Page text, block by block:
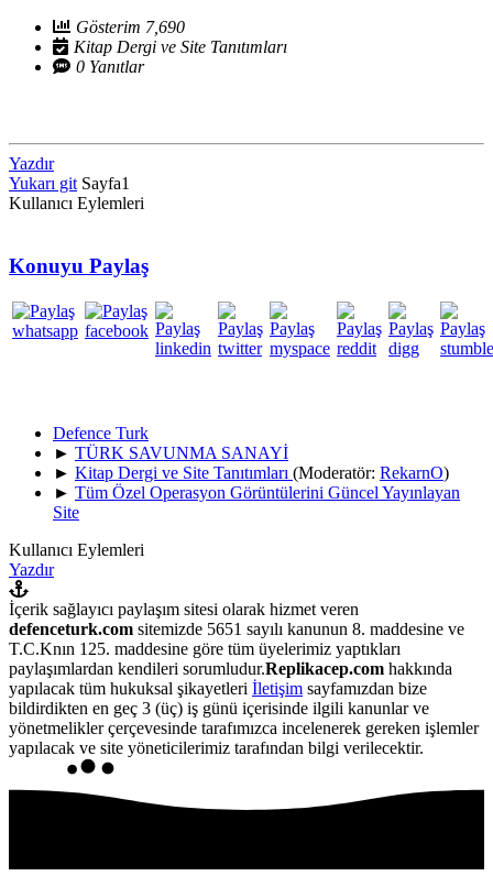
Gösterim 7,690
Kitap Dergi ve Site Tanıtımları
0 Yanıtlar
Yazdır
Yukarı git Sayfa1
Kullanıcı Eylemleri
Konuyu Paylaş
Defence Turk
► TÜRK SAVUNMA SANAYİ
► Kitap Dergi ve Site Tanıtımları (Moderatör: RekarnO)
► Tüm Özel Operasyon Görüntülerini Güncel Yayınlayan
Site
Kullanıcı Eylemleri
Yazdır
İçerik sağlayıcı paylaşım sitesi olarak hizmet veren
defenceturk.com sitemizde 5651 sayılı kanunun 8. maddesine ve
T.C.Knın 125. maddesine göre tüm üyelerimiz yaptıkları
paylaşımlardan kendileri sorumludur.Replikacep.com hakkında
yapılacak tüm hukuksal şikayetleri İletişim sayfamızdan bize
bildirdikten en geç 3 (üç) iş günü içerisinde ilgili kanunlar ve
yönetmelikler çerçevesinde tarafımızca incelenerek gereken işlemler
yapılacak ve site yöneticilerimiz tarafından bilgi verilecektir.